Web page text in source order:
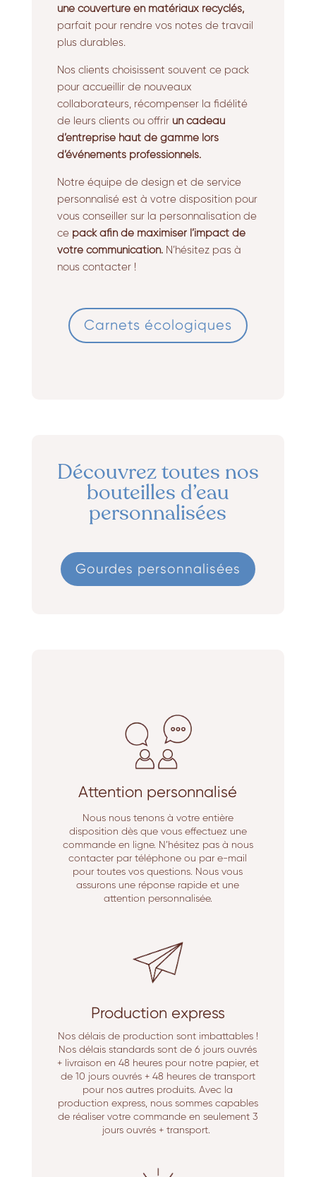
une couverture en matériaux recyclés,
parfait pour rendre vos notes de travail
plus durables.
Nos clients choisissent souvent ce pack
pour accueillir de nouveaux
collaborateurs, récompenser la fidélité
de leurs clients ou offrir un cadeau
d’entreprise haut de gamme lors
d’événements professionnels.
Notre équipe de design et de service
personnalisé est à votre disposition pour
vous conseiller sur la personnalisation de
ce pack afin de maximiser l’impact de
votre communication.N’hésitez pas à
nous contacter !
Carnets écologiques
Découvrez toutes nos
bouteilles d’eau
personnalisées
Gourdes personnalisées
Attention personnalisé
Nous nous tenons à votre entière
disposition dès que vous effectuez une
commande en ligne. N’hésitez pas à nous
contacter par téléphone ou par e-mail
pour toutes vos questions. Nous vous
assurons une réponse rapide et une
attention personnalisée.
Production express
Nos délais de production sont imbattables !
Nos délais standards sont de 6 jours ouvrés
+ livraison en 48 heures pour notre papier, et
de 10 jours ouvrés + 48 heures de transport
pour nos autres produits. Avec la
production express, nous sommes capables
de réaliser votre commande en seulement 3
jours ouvrés + transport.